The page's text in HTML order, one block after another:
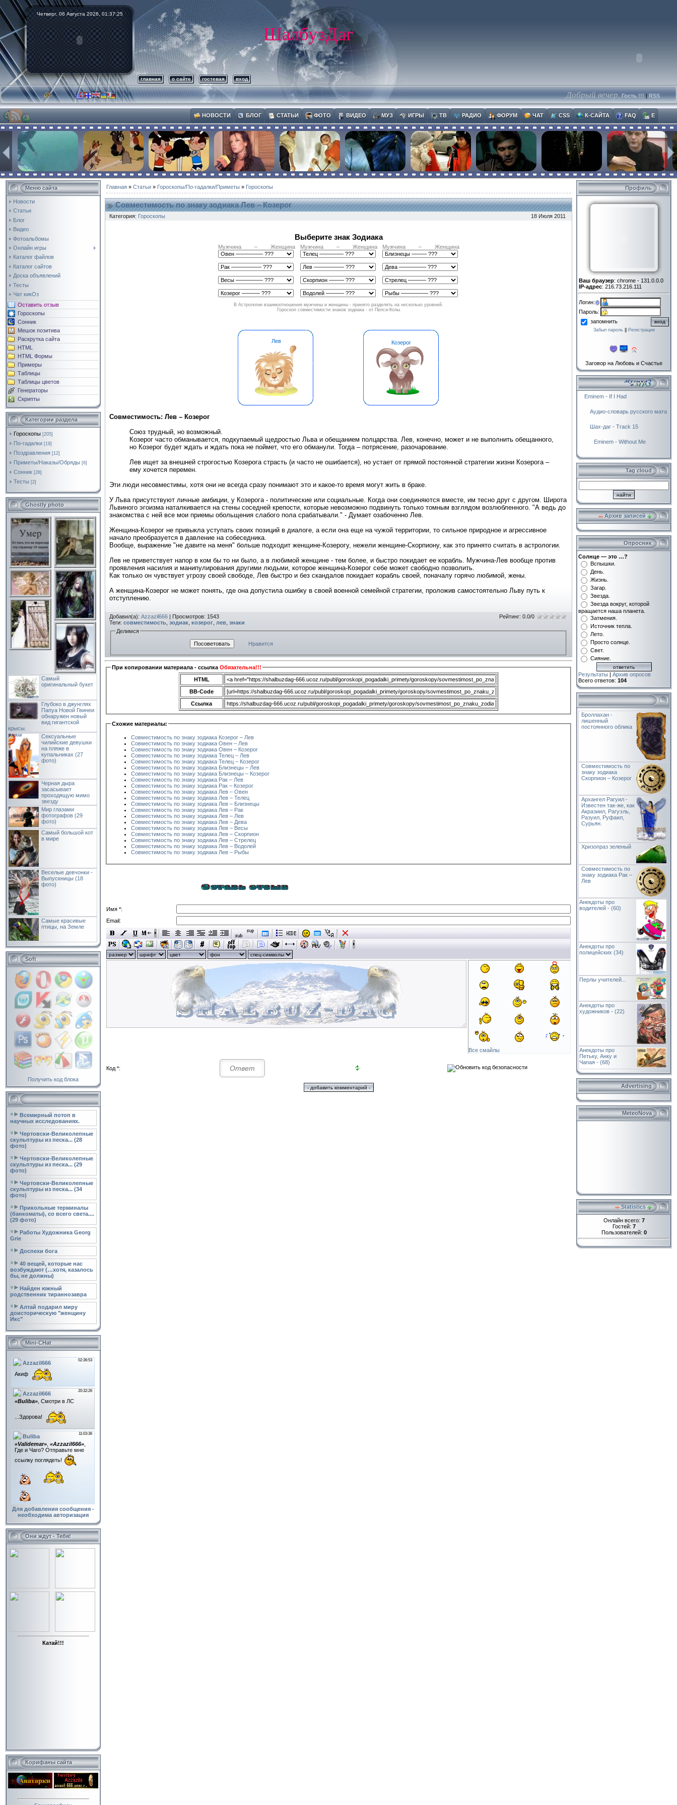
Четверг, 06 Августа 2026, 01:37:26
ШалбузДаг
главная о сайте гостевая вход
Добрый вечер, Гость !!! | RSS
НОВОСТИ БЛОГ СТАТЬИ ФОТО ВИДЕО МУЗ ИГРЫ ТВ РАДИО ФОРУМ ЧАТ CSS К-САЙТА FAQ E
Меню сайта
Новости
Статьи
Блог
Видео
Фотоальбомы
Онлайн игры
Каталог файлов
Каталог сайтов
Доска объявлений
Тесты
Чат кикОз
Оставить отзыв
Гороскопы
Сонник
Мешок позитива
Раскрутка сайта
HTML
HTML Формы
Примеры
Таблицы
Таблицы цветов
Генераторы
Скрипты
Категории раздела
Гороскопы [205]
По-гадалки [19]
Поздравления [12]
Приметы/Наказы/Обряды [6]
Сонник [28]
Тесты [2]
Ghostly photo
Самый
оригинальный букет
Глубоко в джунглях
Папуа Новой Гвинеи
обнаружен новый
вид гигантской
крысы.
Сексуальные
чилийские девушки
на пляже в
купальниках (27
фото)
Черная дыра
засасывает
проходящую мимо
звезду
Мир глазами
фотографов (29
фото)
Cамый большой кот
в мире
Веселые девчонки -
Выпускницы (18
фото)
Самые красивые
птицы, на Земле
Soft
Получить код блока
Всемирный потоп в
научных исследованиях.
Чертовски-Великолепные
скульптуры из песка... (28
фото)
Чертовски-Великолепные
скульптуры из песка... (29
фото)
Чертовски-Великолепные
скульптуры из песка... (34
фото)
Прикольные терминалы
(банкоматы), со всего света....
(29 фото)
Работы Художника Georg
Grie
Доспехи бога
40 вещей, которые нас
возбуждают (…хотя, казалось
бы, не должны)
Найден южный
родственник тираннозавра
Алтай подарил миру
доисторическую "женщину
Икс"
Mini-CHat
Для добавления сообщения -
необходима авторизация
Они ждут - Тебя!
Катай!!!
Корифаны сайта
Главная » Статьи » Гороскопы/По-гадалки/Приметы » Гороскопы
Совместимость по знаку зодиака Лев – Козерог
18 Июля 2011
Категория: Гороскопы
Выберите знак Зодиака
Мужчина – Женщина Мужчина – Женщина Мужчина – Женщина
В Астрологии взаимоотношения мужчины и женщины - принято разделять на несколько уровней.
Гороскоп совместимости знаков зодиака - от Пепси-Колы
Лев Козерог
Совместимость: Лев – Козерог
Союз трудный, но возможный.
Козерог часто обманывается, подкупаемый щедростью Льва и обещанием полцарства. Лев, конечно, может и не выполнить обещанного,
но Козерог будет ждать и ждать пока не поймет, что его обманули. Тогда – потрясение, разочарование.
Лев ищет за внешней строгостью Козерога страсть (и часто не ошибается), но устает от прямой постоянной стратегии жизни Козерога –
ему хочется перемен.
Эти люди несовместимы, хотя они не всегда сразу понимают это и какое-то время могут жить в браке.
У Льва присутствуют личные амбиции, у Козерога - политические или социальные. Когда они соединяются вместе, им тесно друг с другом. Широта
Львиного эгоизма наталкивается на стены соседней крепости, которые невозможно подвинуть только томным взглядом возлюбленного. "А ведь до
знакомства с ней все мои приемы обольщения слабого пола срабатывали." - Думает озабоченно Лев.
Женщина-Козерог не привыкла уступать своих позиций в диалоге, а если она еще на чужой территории, то сильное природное и агрессивное
начало преобразуется в давление на собеседника.
Вообще, выражение "не давите на меня" больше подходит женщине-Козерогу, нежели женщине-Скорпиону, как это принято считать в астрологии.
Лев не приветствует напор в ком бы то ни было, а в любимой женщине - тем более, и быстро покидает ее корабль. Мужчина-Лев вообще против
проявления насилия и манипулирования другими людьми, которое женщина-Козерог себе может свободно позволить.
Как только он чувствует угрозу своей свободе, Лев быстро и без скандалов покидает корабль своей, поначалу горячо любимой, жены.
А женщина-Козерог не может понять, где она допустила ошибку в своей военной семейной стратегии, проложив самостоятельно Льву путь к
отступлению.
Рейтинг: 0.0/0
Добавил(а): Azzazil666 | Просмотров: 1543
Теги: совместимость зодиак козерог лев знаки
Делимся
Нравится
При копировании материала - ссылка Обязательна!!!
HTML
BB-Code
Ссылка
Схожие материалы:
Совместимость по знаку зодиака Козерог – Лев
Совместимость по знаку зодиака Овен – Лев
Совместимость по знаку зодиака Овен – Козерог
Совместимость по знаку зодиака Телец – Лев
Совместимость по знаку зодиака Телец – Козерог
Совместимость по знаку зодиака Близнецы – Лев
Совместимость по знаку зодиака Близнецы – Козерог
Совместимость по знаку зодиака Рак – Лев
Совместимость по знаку зодиака Рак – Козерог
Совместимость по знаку зодиака Лев – Овен
Совместимость по знаку зодиака Лев – Телец
Совместимость по знаку зодиака Лев – Близнецы
Совместимость по знаку зодиака Лев – Рак
Совместимость по знаку зодиака Лев – Лев
Совместимость по знаку зодиака Лев – Дева
Совместимость по знаку зодиака Лев – Весы
Совместимость по знаку зодиака Лев – Скорпион
Совместимость по знаку зодиака Лев – Стрелец
Совместимость по знаку зодиака Лев – Водолей
Совместимость по знаку зодиака Лев – Рыбы
Имя *:
Email:
Все смайлы
Код *:
Профиль
Ваш браузер: chrome - 131.0.0.0
IP-адрес: 216.73.216.111
Логин:
Пароль:
запомнить
Забыл пароль|| Регистрация
Заговор на Любовь и Счастье
Eminem - If I Had
Аудио-словарь русского мата
Шах-даг - Track 15
Eminem - Without Me
Tag cloud
Архив записей
Опросник
Солнце — это …?
Вспышки.
День.
Жизнь.
Загар.
Звезда.
Звезда вокруг, которой
вращается наша планета.
Затмения.
Источник тепла.
Лето.
Просто солнце.
Свет.
Сияние.
Результаты | Архив опросов
Всего ответов: 104
Броллахан -
лишенный
постоянного облика
Совместимость по
знаку зодиака
Скорпион – Козерог
Архангел Рагуил -
Известен так-же, как
Акразиил, Рагуэль,
Разуил, Руфаил,
Сурьян.
Хризопраз зеленый
Совместимость по
знаку зодиака Рак –
Лев
Анекдоты про
водителей - (60)
Анекдоты про
полицейских (34)
Перлы учителей...
Анекдоты про
художников - (22)
Анекдоты про
Петьку, Анку и
Чапая - (68)
Advertising
MeteoNova
Statistics
Онлайн всего: 7
Гостей: 7
Пользователей: 0